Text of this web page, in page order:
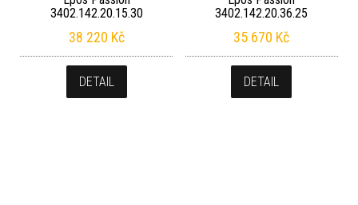
3402.142.20.15.30
38 220 Kč
DETAIL
3402.142.20.36.25
35 670 Kč
DETAIL